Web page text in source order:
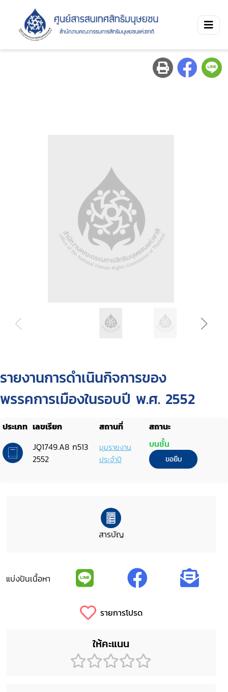
รายงานการดำเนินกิจการของ
พรรคการเมืองในรอบปี พ.ศ. 2552
ประเภท เลขเรียก สถานที่
สถานะ
JQ1749.A8 ก513
2552
มุมรายงาน
ประจำปี
บนชั้น
ขอยืม
สารบัญ
แบ่งปันเนื้อหา
รายการโปรด
ให้คะแนน